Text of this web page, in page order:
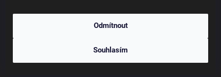
Odmítnout
Souhlasím
Vytvořil Shoptet&Jakub Grác
. Všechna práva vyhrazena.